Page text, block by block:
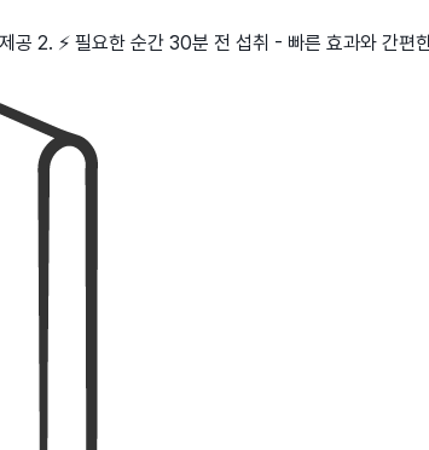
2. ⚡ 필요한 순간 30분 전 섭취 - 빠른 효과와 간